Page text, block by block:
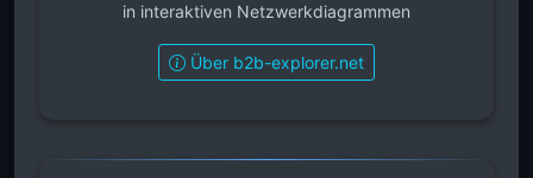
in interaktiven Netzwerkdiagrammen
Über b2b-explorer.net